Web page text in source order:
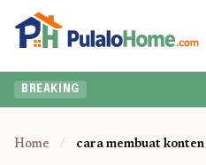
BREAKING
Home / cara membuat